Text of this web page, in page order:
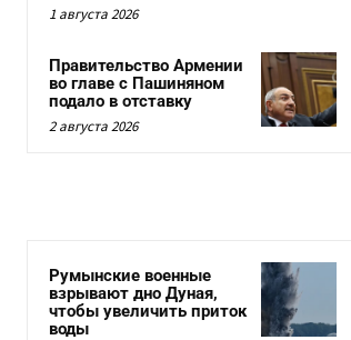
1 августа 2026
Правительство Армении
во главе с Пашиняном
подало в отставку
2 августа 2026
Румынские военные
взрывают дно Дуная,
чтобы увеличить приток
воды